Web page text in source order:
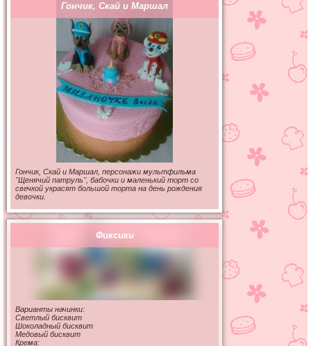
Гончик, Скай и Маршал
Гончик, Скай и Маршал, персонажи мультфильма
"Щенячий патруль", бабочки и маленький торт со
свечкой украсят большой торта на день рождения
девочки.
Фиксики
Не для продажи. Принять и
Варианты начинки:
Светлый бисквит
Шоколадный бисквит
Медовый бисквит
Крема: